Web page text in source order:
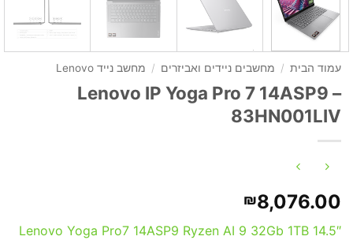
עמוד הבית / מחשבים ניידים ואביזרים / מחשב נייד Lenovo
Lenovo IP Yoga Pro 7 14ASP9 –
83HN001LIV
₪8,076.00
Lenovo Yoga Pro7 14ASP9 Ryzen AI 9 32Gb 1TB 14.5″